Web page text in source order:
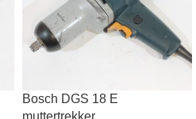
Bosch DGS 18 E